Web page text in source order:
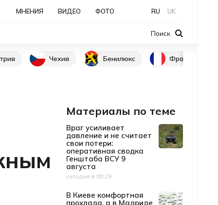
МНЕНИЯ ВИДЕО ФОТО RU UK
Поиск
Чехия Бенилюкс Франция
Материалы по теме
Враг усиливает
давление и не считает
свои потери:
оперативная сводка
Генштаба ВСУ 9
августа
Дата публикации
сегодня в 08:29
В Киеве комфортная
прохлада, а в Мадриде